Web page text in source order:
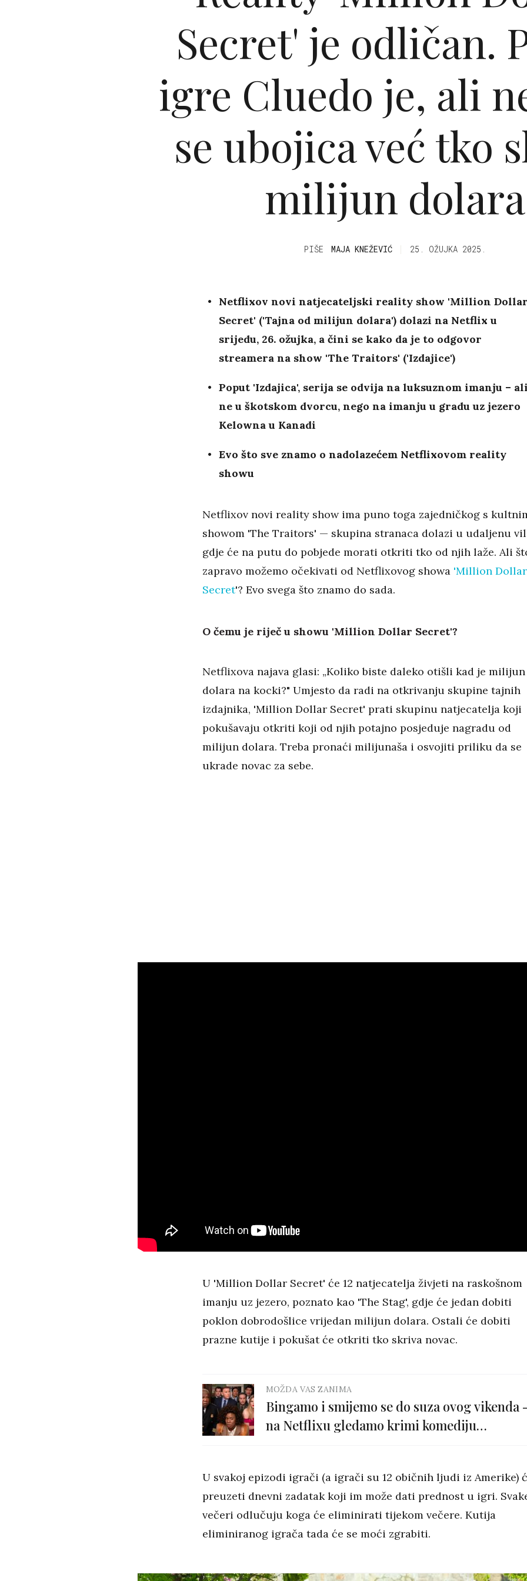
Secret' je odličan.
igre Cluedo je, ali
se ubojica već tko
milijun dolara
PIŠE MAJA KNEŽEVIĆ 25. OŽUJKA 2025.
Netflixov novi natjecateljski reality show 'Million
Secret' ('Tajna od milijun dolara') dolazi na Netflix u
srijedu, 26. ožujka, a čini se kako da je to odgovor
streamera na show 'The Traitors' ('Izdajice')
Poput 'Izdajica', serija se odvija na luksuznom imanju –
ne u škotskom dvorcu, nego na imanju u gradu uz jezero
Kelowna u Kanadi
Evo što sve znamo o nadolazećem Netflixovom reality
showu
Netflixov novi reality show ima puno toga zajedničkog s
showom 'The Traitors' — skupina stranaca dolazi u udaljenu
gdje će na putu do pobjede morati otkriti tko od njih laže. Ali
zapravo možemo očekivati od Netflixovog showa 'Million Dollar
Secret'? Evo svega što znamo do sada.
O čemu je riječ u showu 'Million Dollar Secret'?
Netflixova najava glasi: „Koliko biste daleko otišli kad je milijun
dolara na kocki?" Umjesto da radi na otkrivanju skupine tajnih
izdajnika, 'Million Dollar Secret' prati skupinu natjecatelja koji
pokušavaju otkriti koji od njih potajno posjeduje nagradu od
milijun dolara. Treba pronaći milijunaša i osvojiti priliku da se
ukrade novac za sebe.
U 'Million Dollar Secret' će 12 natjecatelja živjeti na raskošnom
imanju uz jezero, poznato kao 'The Stag', gdje će jedan dobiti
poklon dobrodošlice vrijedan milijun dolara. Ostali će dobiti
prazne kutije i pokušat će otkriti tko skriva novac.
MOŽDA VAS ZANIMA
Bingamo i smijemo se do suza ovog vikenda
na Netflixu gledamo krimi komediju
U svakoj epizodi igrači (a igrači su 12 običnih ljudi iz Amerike)
preuzeti dnevni zadatak koji im može dati prednost u igri.
večeri odlučuju koga će eliminirati tijekom večere. Kutija
eliminiranog igrača tada će se moći zgrabiti.